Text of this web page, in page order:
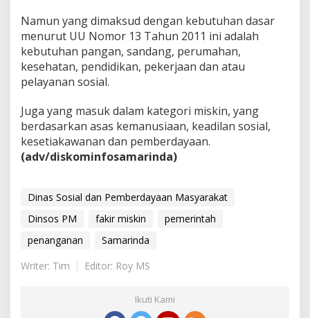
Namun yang dimaksud dengan kebutuhan dasar
menurut UU Nomor 13 Tahun 2011 ini adalah
kebutuhan pangan, sandang, perumahan,
kesehatan, pendidikan, pekerjaan dan atau
pelayanan sosial.
Juga yang masuk dalam kategori miskin, yang
berdasarkan asas kemanusiaan, keadilan sosial,
kesetiakawanan dan pemberdayaan.
(adv/diskominfosamarinda)
Dinas Sosial dan Pemberdayaan Masyarakat
Dinsos PM
fakir miskin
pemerintah
penanganan
Samarinda
Writer: Tim
Editor: Roy MS
Ikuti Kami